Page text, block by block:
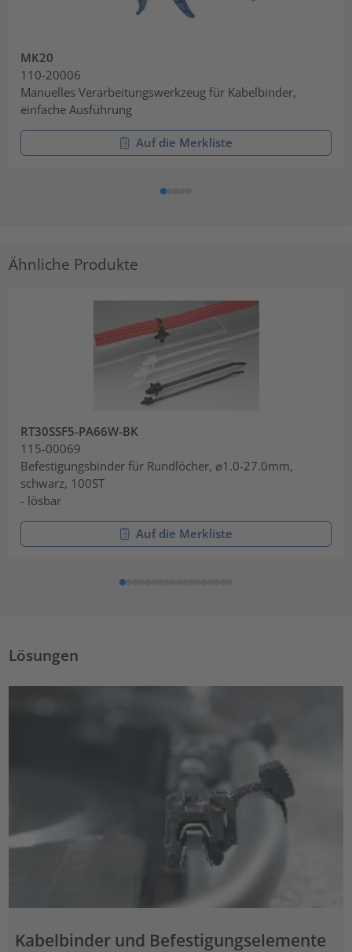
MK20
110-20006
Manuelles Verarbeitungswerkzeug für Kabelbinder,
einfache Ausführung
Auf die Merkliste
Ähnliche Produkte
RT30SSF5-PA66W-BK
115-00069
Befestigungsbinder für Rundlöcher, ⌀1.0-27.0mm,
schwarz, 100ST
- lösbar
Auf die Merkliste
Lösungen
Kabelbinder und Befestigungselemente